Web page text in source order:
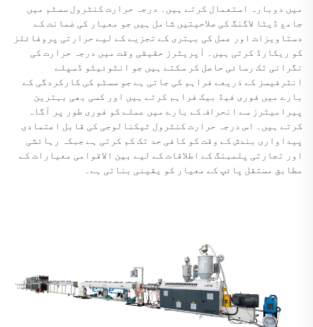
میں دوبارہ استعمال کرتے ہیں۔ درجہ حرارت کنٹرول سسٹم میں
جامع ڈیٹا لاگنگ کی صلاحیتیں شامل ہیں جو معیار کی ضمانت کے
دستاویزات اور عمل کی بہتری کے تجزیے کے لیے حرارتی پروفائلز
کو ریکارڈ کرتی ہیں۔ آپریٹرز حقیقی وقت میں درجہ حرارت کی
نگرانی تک رسائی حاصل کر سکتے ہیں جو انٹوئیٹو ڈسپلے
انٹرفیسز کے ذریعے فراہم کی جاتی ہے جو سسٹم کی کارکردگی کے
بارے میں فوری فیڈ بیک فراہم کرتے ہیں اور کسی بھی بہترین
پیرامیٹرز سے انحراف کے بارے میں عملے کو فوری طور پر آگاہ
کرتے ہیں۔ اس درجہ حرارت کنٹرول ٹیکنالوجی کی قابل اعتمادی
پیداواری بندش کے وقت کو کافی حد تک کم کرتی ہے جبکہ رہائشی
اور تجارتی پلمبنگ کے اطلاقات کے لیے بین الاقوامی معیارات کے
مطابق مستقل پائپ کے معیار کو یقینی بناتی ہے۔